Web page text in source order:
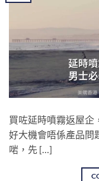
買咗延時噴霧返屋企
好大機會唔係產品問
啱，先 […]